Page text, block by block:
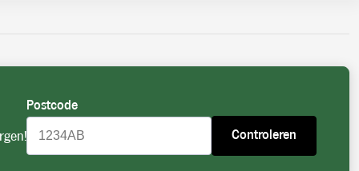
Postcode
Controleren